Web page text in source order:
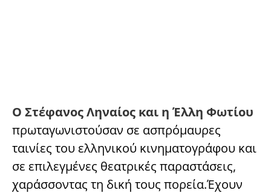
Ο Στέφανος Ληναίος και η Έλλη Φωτίου
πρωταγωνιστούσαν σε ασπρόμαυρες
ταινίες του ελληνικού κινηματογράφου και
σε επιλεγμένες θεατρικές παραστάσεις,
χαράσσοντας τη δική τους πορεία.Έχουν